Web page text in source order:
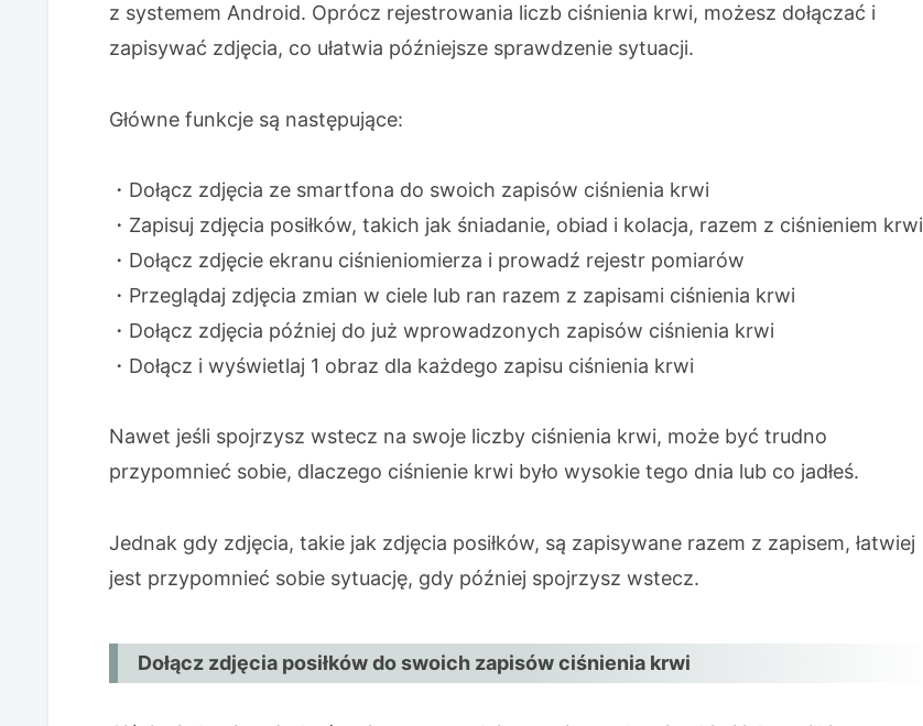
z systemem Android. Oprócz rejestrowania liczb ciśnienia krwi, możesz dołączać i
zapisywać zdjęcia, co ułatwia późniejsze sprawdzenie sytuacji.
Główne funkcje są następujące:
・Dołącz zdjęcia ze smartfona do swoich zapisów ciśnienia krwi
・Zapisuj zdjęcia posiłków, takich jak śniadanie, obiad i kolacja, razem z ciśnieniem krwi
・Dołącz zdjęcie ekranu ciśnieniomierza i prowadź rejestr pomiarów
・Przeglądaj zdjęcia zmian w ciele lub ran razem z zapisami ciśnienia krwi
・Dołącz zdjęcia później do już wprowadzonych zapisów ciśnienia krwi
・Dołącz i wyświetlaj 1 obraz dla każdego zapisu ciśnienia krwi
Nawet jeśli spojrzysz wstecz na swoje liczby ciśnienia krwi, może być trudno
przypomnieć sobie, dlaczego ciśnienie krwi było wysokie tego dnia lub co jadłeś.
Jednak gdy zdjęcia, takie jak zdjęcia posiłków, są zapisywane razem z zapisem, łatwiej
jest przypomnieć sobie sytuację, gdy później spojrzysz wstecz.
Dołącz zdjęcia posiłków do swoich zapisów ciśnienia krwi